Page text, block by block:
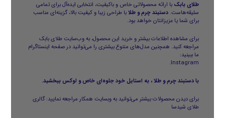
طلای بابک با ارائه محصولاتی خاص و باکیفیت، انتخابی ایده‌آل برای تمامی
سلیقه‌هاست.دستبند چرم و طلابا طراحی زیبا و کیفیت بالا، گزینه‌ای مناسب
برای شما یا عزیزانتان خواهد بود.
برای مشاهده اطلاعات بیشتر و خرید این محصول، به وب‌سایتطلای بابک
مراجعه کنید. همچنین مدل‌های متنوع بیشتری را می‌توانید در صفحه اینستاگرام
ما ببینید:
Instagram
.
با دستبند چرم و طلا ، به استایل خود جلوه‌ای خاص و لوکس ببخشید.
برای دیدن محصولات بیشتر می‌توانید به وبسایت همکار مراجعه نمایید:گالری
طلای شیدسا